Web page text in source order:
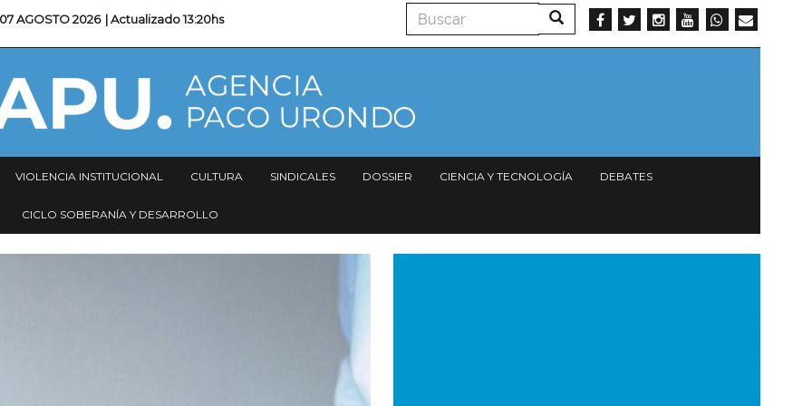
07 AGOSTO 2026 | Actualizado13:20hs Buscar Buscar
VIOLENCIA INSTITUCIONAL CULTURA SINDICALES DOSSIER CIENCIA Y TECNOLOGÍA DEBATES
CICLO SOBERANÍA Y DESARROLLO